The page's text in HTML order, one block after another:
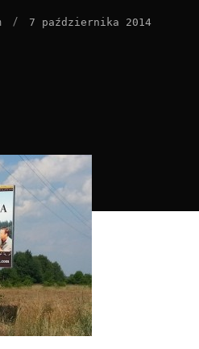
/ 7 października 2014